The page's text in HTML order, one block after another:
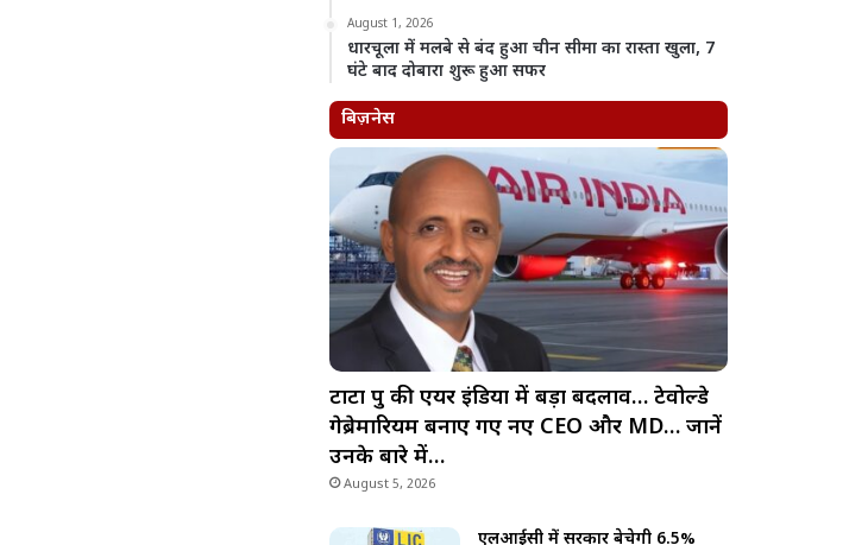
August 1, 2026
धारचूला में मलबे से बंद हुआ चीन सीमा का रास्ता खुला, 7
घंटे बाद दोबारा शुरू हुआ सफर
बिज़नेस
टाटा ग्रुप की एयर इंडिया में बड़ा बदलाव… टेवोल्डे
गेब्रेमारियम बनाए गए नए CEO और MD… जानें
उनके बारे में…
August 5, 2026
एलआईसी में सरकार बेचेगी 6.5%